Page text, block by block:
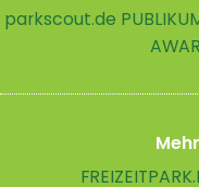
parkscout.de